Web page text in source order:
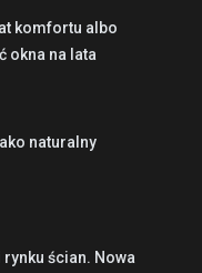
komfortu albo
okna na lata
naturalny
ścian. Nowa